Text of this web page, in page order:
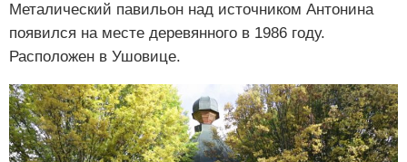
Металический павильон над источником Антонина
появился на месте деревянного в 1986 году.
Расположен в Ушовице.